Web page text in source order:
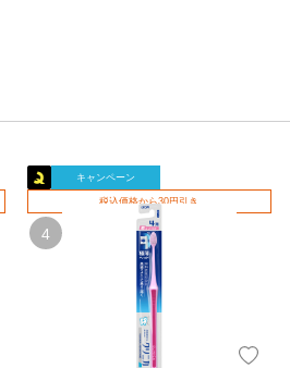
キャンペーン
税込価格から30円引き